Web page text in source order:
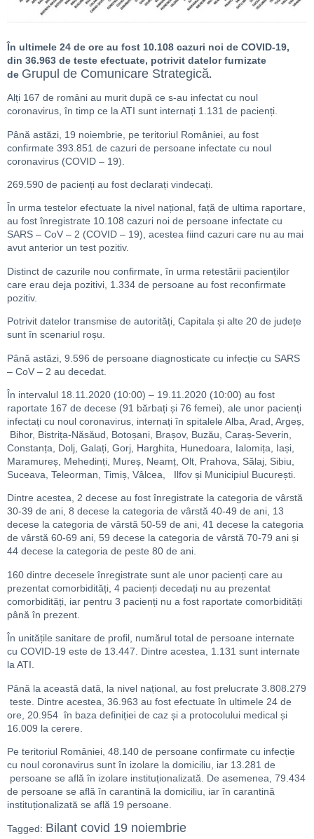
În ultimele 24 de ore au fost 10.108 cazuri noi de COVID-19,
din 36.963 de teste efectuate, potrivit datelor furnizate
de Grupul de Comunicare Strategică.
Alți 167 de români au murit după ce s-au infectat cu noul
coronavirus, în timp ce la ATI sunt internați 1.131 de pacienți.
Până astăzi, 19 noiembrie, pe teritoriul României, au fost
confirmate 393.851 de cazuri de persoane infectate cu noul
coronavirus (COVID – 19).
269.590 de pacienți au fost declarați vindecați.
În urma testelor efectuate la nivel național, față de ultima raportare,
au fost înregistrate 10.108 cazuri noi de persoane infectate cu
SARS – CoV – 2 (COVID – 19), acestea fiind cazuri care nu au mai
avut anterior un test pozitiv.
Distinct de cazurile nou confirmate, în urma retestării pacienților
care erau deja pozitivi, 1.334 de persoane au fost reconfirmate
pozitiv.
Potrivit datelor transmise de autorități, Capitala și alte 20 de județe
sunt în scenariul roșu.
Până astăzi, 9.596 de persoane diagnosticate cu infecție cu SARS
– CoV – 2 au decedat.
În intervalul 18.11.2020 (10:00) – 19.11.2020 (10:00) au fost
raportate 167 de decese (91 bărbați și 76 femei), ale unor pacienți
infectați cu noul coronavirus, internați în spitalele Alba, Arad, Argeș,
Bihor, Bistrița-Năsăud, Botoșani, Brașov, Buzău, Caraș-Severin,
Constanța, Dolj, Galați, Gorj, Harghita, Hunedoara, Ialomița, Iași,
Maramureș, Mehedinți, Mureș, Neamț, Olt, Prahova, Sălaj, Sibiu,
Suceava, Teleorman, Timiș, Vâlcea, Ilfov și Municipiul București.
Dintre acestea, 2 decese au fost înregistrate la categoria de vârstă
30-39 de ani, 8 decese la categoria de vârstă 40-49 de ani, 13
decese la categoria de vârstă 50-59 de ani, 41 decese la categoria
de vârstă 60-69 ani, 59 decese la categoria de vârstă 70-79 ani și
44 decese la categoria de peste 80 de ani.
160 dintre decesele înregistrate sunt ale unor pacienți care au
prezentat comorbidități, 4 pacienți decedați nu au prezentat
comorbidități, iar pentru 3 pacienți nu a fost raportate comorbidități
până în prezent.
În unitățile sanitare de profil, numărul total de persoane internate
cu COVID-19 este de 13.447. Dintre acestea, 1.131 sunt internate
la ATI.
Până la această dată, la nivel național, au fost prelucrate 3.808.279
teste. Dintre acestea, 36.963 au fost efectuate în ultimele 24 de
ore, 20.954 în baza definiției de caz și a protocolului medical și
16.009 la cerere.
Pe teritoriul României, 48.140 de persoane confirmate cu infecție
cu noul coronavirus sunt în izolare la domiciliu, iar 13.281 de
persoane se află în izolare instituționalizată. De asemenea, 79.434
de persoane se află în carantină la domiciliu, iar în carantină
instituționalizată se află 19 persoane.
Tagged: Bilant covid 19 noiembrie